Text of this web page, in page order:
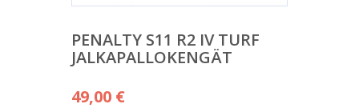
PENALTY S11 R2 IV TURF
JALKAPALLOKENGÄT
49,00 €